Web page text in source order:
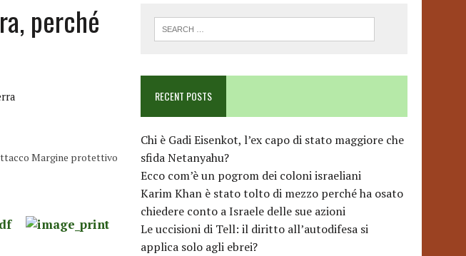
perché
Margine protettivo
RECENT POSTS
Chi è Gadi Eisenkot, l’ex capo di stato maggiore che
sfida Netanyahu?
Ecco com’è un pogrom dei coloni israeliani
Karim Khan è stato tolto di mezzo perché ha osato
chiedere conto a Israele delle sue azioni
Le uccisioni di Tell: il diritto all’autodifesa si
applica solo agli ebrei?